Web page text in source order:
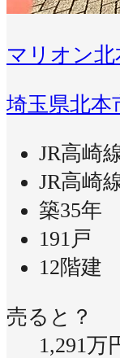
マリオン北
埼玉県北本
JR高崎
JR高崎
築35年
191戸
12階建
売ると？
1,291万